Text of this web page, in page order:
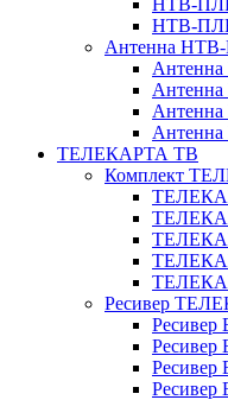
НТВ-
НТВ-
Антенна
ТЕЛЕКАРТА ТВ
Комплект
Ресивер
Ресивер
Ресивер
Ресивер
Ресивер